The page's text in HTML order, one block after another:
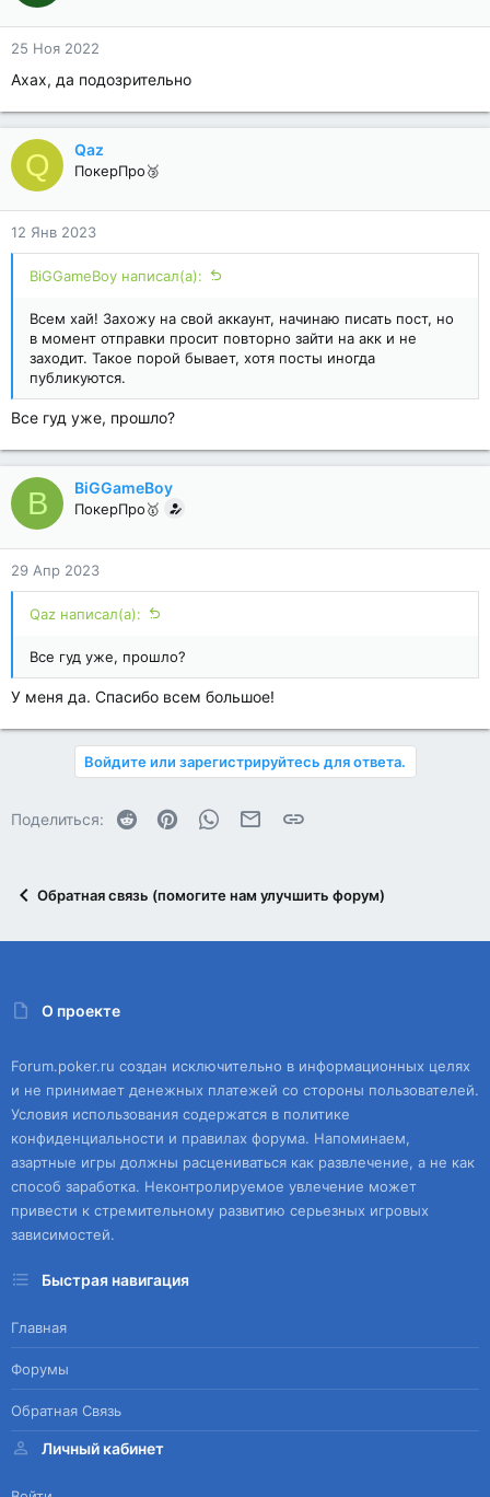
25 Ноя 2022
Ахах, да подозрительно
Q Qaz
ПокерПро🥉
12 Янв 2023
BiGGameBoy написал(а):
Всем хай! Захожу на свой аккаунт, начинаю писать пост, но
в момент отправки просит повторно зайти на акк и не
заходит. Такое порой бывает, хотя посты иногда
публикуются.
Все гуд уже, прошло?
B BiGGameBoy
ПокерПро🥇
29 Апр 2023
Qaz написал(а):
Все гуд уже, прошло?
У меня да. Спасибо всем большое!
Войдите или зарегистрируйтесь для ответа.
Поделиться: Reddit PinterestWhatsAppЭлектронная почта
Ссылка
Обратная связь (помогите нам улучшить форум)
О проекте
Forum.poker.ru создан исключительно в информационных целях
и не принимает денежных платежей со стороны пользователей.
Условия использования содержатся в политике
конфиденциальности и правилах форума. Напоминаем,
азартные игры должны расцениваться как развлечение, а не как
способ заработка. Неконтролируемое увлечение может
привести к стремительному развитию серьезных игровых
зависимостей.
Быстрая навигация
Главная
Форумы
Обратная Связь
Личный кабинет